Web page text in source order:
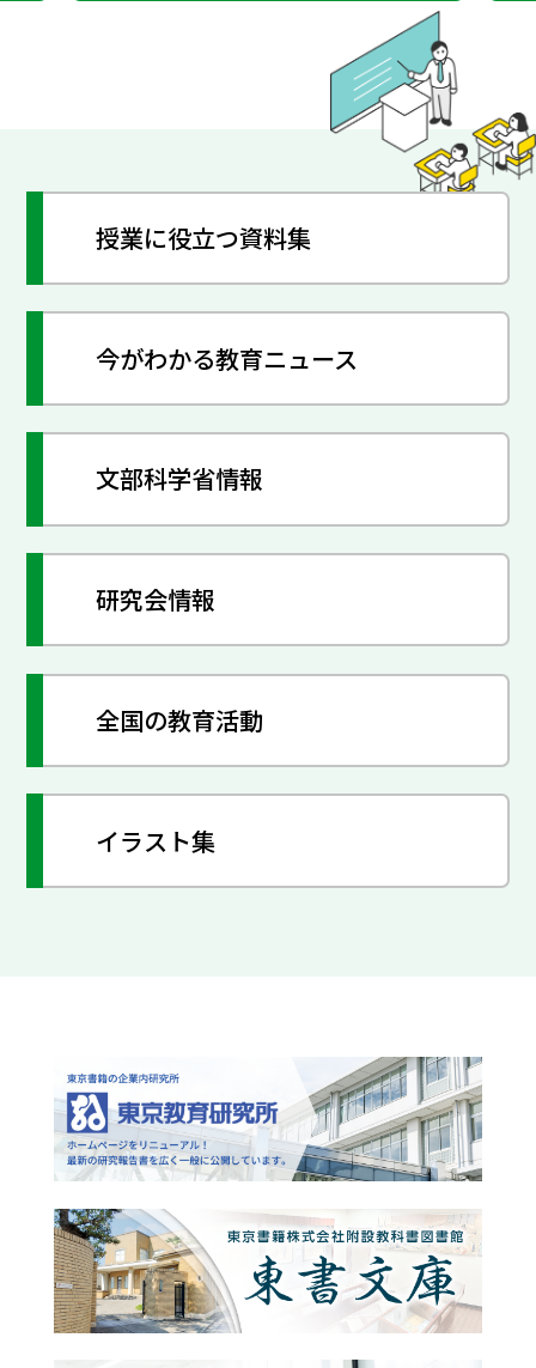
授業に役立つ資料集
今がわかる教育ニュース
文部科学省情報
研究会情報
全国の教育活動
イラスト集